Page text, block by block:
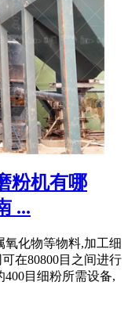
粉机有哪
...
氧化物等物料,加工细
在80800目之间进行
目细粉所需设备,